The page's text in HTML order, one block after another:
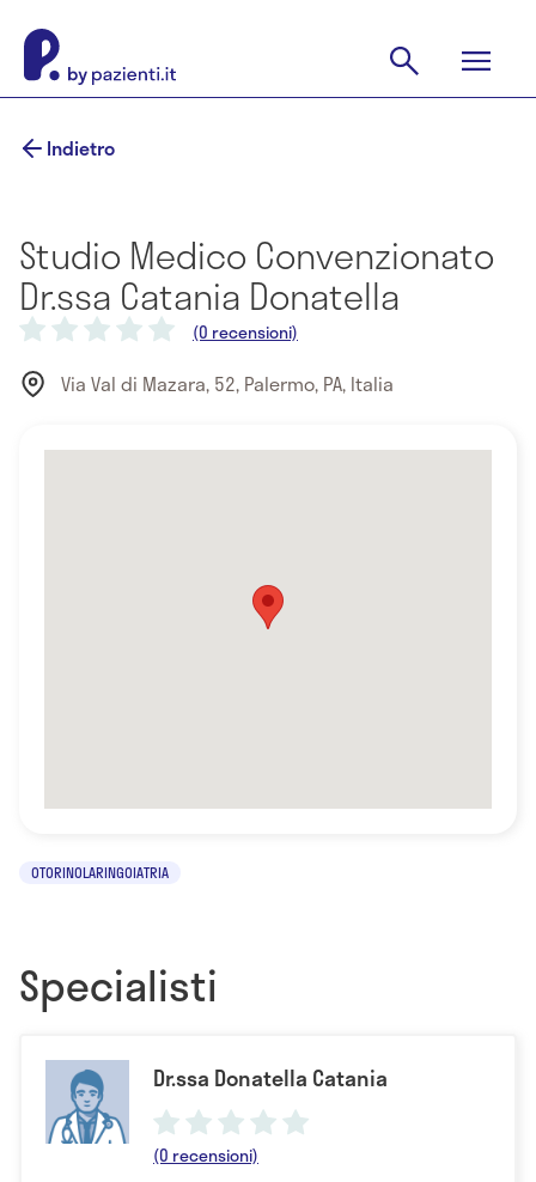
Indietro
Studio Medico Convenzionato
Dr.ssa Catania Donatella
(0 recensioni)
Via Val di Mazara, 52, Palermo, PA, Italia
OTORINOLARINGOIATRIA
Specialisti
Dr.ssa Donatella Catania
(0 recensioni)